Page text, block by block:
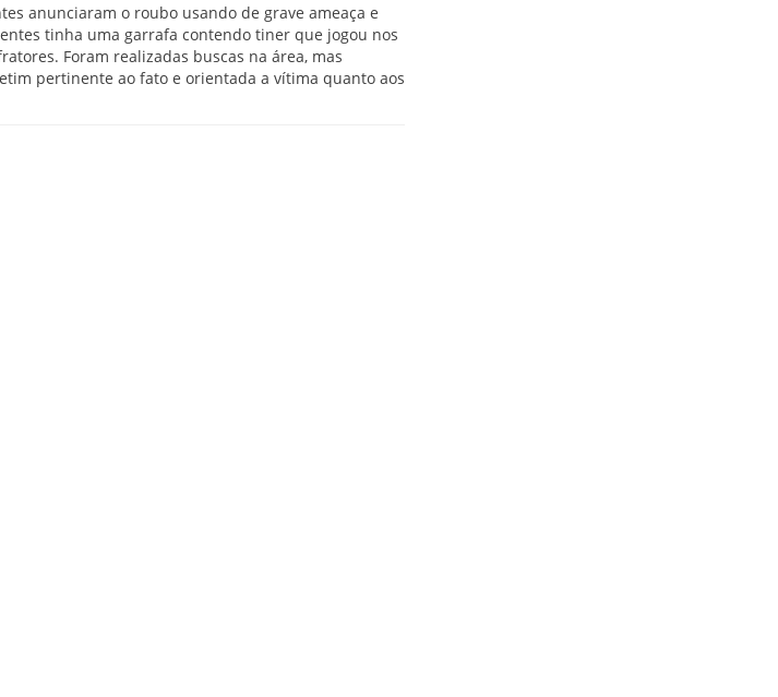
anunciaram o roubo usando de grave ameaça e
tinha uma garrafa contendo tiner que jogou nos
Foram realizadas buscas na área, mas
pertinente ao fato e orientada a vítima quanto aos